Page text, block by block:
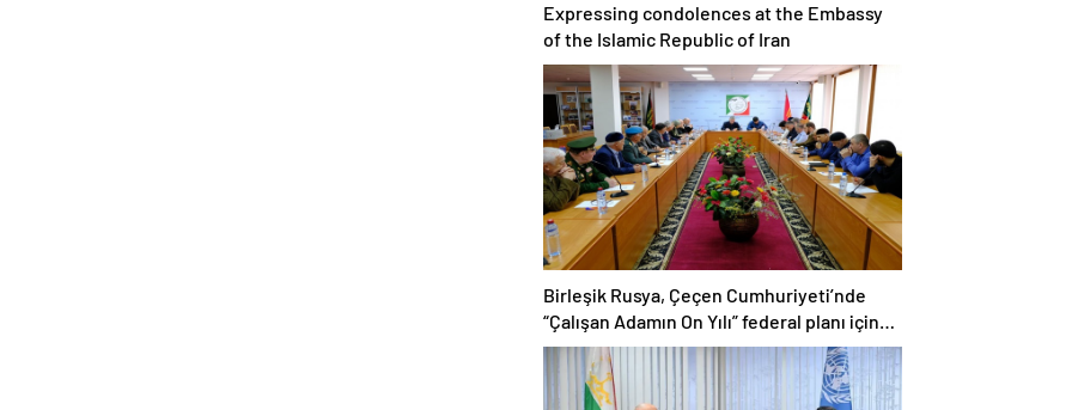
Expressing condolences at the Embassy
of the Islamic Republic of Iran
Birleşik Rusya, Çeçen Cumhuriyeti’nde
“Çalışan Adamın On Yılı” federal planı için
bir dizi öneri düzenledi